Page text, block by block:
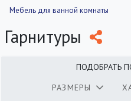
Мебель для ванной комнаты
Гарнитуры
ПОДОБРАТЬ
РАЗМЕРЫ